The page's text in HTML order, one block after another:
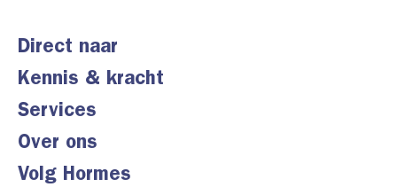
Direct naar
Kennis & kracht
Services
Over ons
Volg Hormes